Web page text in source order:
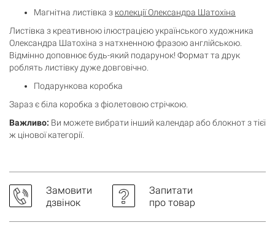
Магнітна листівка з колекції Олександра Шатохіна
Листівка з креативною ілюстрацією українського художника
Олександра Шатохіна з натхненною фразою англійською.
Відмінно доповнює будь-який подарунок! Формат та друк
роблять листівку дуже довговічно.
Подарункова коробка
Зараз є біла коробка з фіолетовою стрічкою.
Важливо: Ви можете вибрати інший календар або блокнот з тієї
ж цінової категорії.
Замовити
дзвінок
Запитати
про товар